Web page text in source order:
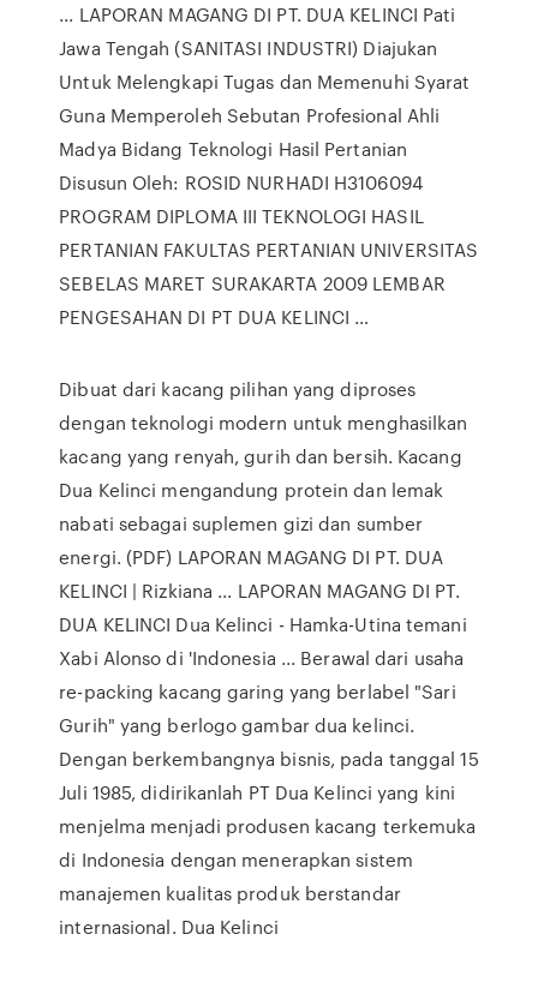
... LAPORAN MAGANG DI PT. DUA KELINCI Pati
Jawa Tengah (SANITASI INDUSTRI) Diajukan
Untuk Melengkapi Tugas dan Memenuhi Syarat
Guna Memperoleh Sebutan Profesional Ahli
Madya Bidang Teknologi Hasil Pertanian
Disusun Oleh: ROSID NURHADI H3106094
PROGRAM DIPLOMA III TEKNOLOGI HASIL
PERTANIAN FAKULTAS PERTANIAN UNIVERSITAS
SEBELAS MARET SURAKARTA 2009 LEMBAR
PENGESAHAN DI PT DUA KELINCI …
Dibuat dari kacang pilihan yang diproses
dengan teknologi modern untuk menghasilkan
kacang yang renyah, gurih dan bersih. Kacang
Dua Kelinci mengandung protein dan lemak
nabati sebagai suplemen gizi dan sumber
energi. (PDF) LAPORAN MAGANG DI PT. DUA
KELINCI | Rizkiana ... LAPORAN MAGANG DI PT.
DUA KELINCI Dua Kelinci - Hamka-Utina temani
Xabi Alonso di 'Indonesia ... Berawal dari usaha
re-packing kacang garing yang berlabel "Sari
Gurih" yang berlogo gambar dua kelinci.
Dengan berkembangnya bisnis, pada tanggal 15
Juli 1985, didirikanlah PT Dua Kelinci yang kini
menjelma menjadi produsen kacang terkemuka
di Indonesia dengan menerapkan sistem
manajemen kualitas produk berstandar
internasional. Dua Kelinci